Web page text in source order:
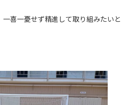
喜一憂せず精進して取り組みたいと